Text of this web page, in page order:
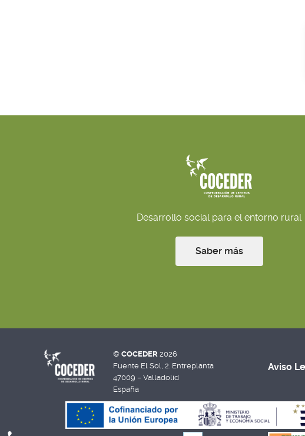
Desarrollo social para el entorno rural
Saber más
© COCEDER 2026
Fuente El Sol, 2. Entreplanta
47009 – Valladolid
España
Aviso